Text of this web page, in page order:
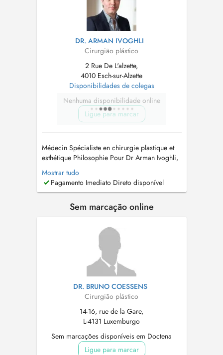
DR. ARMAN IVOGHLI
Cirurgião plástico
2 Rue De L'alzette,
4010 Esch-sur-Alzette
Disponibilidades de colegas
Nenhuma disponibilidade online
Ligue para marcar
Médecin Spécialiste en chirurgie plastique et
esthétique Philosophie Pour Dr Arman Ivoghli,
la chirurgie plastique est un domaine très
diversifié et beaucoup de choses sont
dorénavant possibles. Sa philosophie est de
ce qui est médicalement raisonn...
Mostrar tudo
Pagamento Imediato Direto disponível
Sem marcação online
DR. BRUNO COESSENS
Cirurgião plástico
14-16, rue de la Gare,
L-4131 Luxemburgo
Sem marcações disponíveis em Doctena
Ligue para marcar